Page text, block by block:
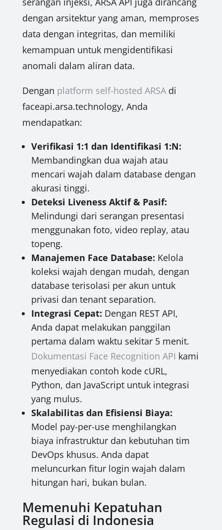
dengan arsitektur yang aman, memproses
data dengan integritas, dan memiliki
kemampuan untuk mengidentifikasi
anomali dalam aliran data.
Dengan platform self-hosted ARSAdi
faceapi.arsa.technology, Anda
mendapatkan:
Verifikasi 1:1 dan Identifikasi 1:N:
Membandingkan dua wajah atau
mencari wajah dalam database dengan
akurasi tinggi.
Deteksi Liveness Aktif & Pasif:
Melindungi dari serangan presentasi
menggunakan foto, video replay, atau
topeng.
Manajemen Face Database: Kelola
koleksi wajah dengan mudah, dengan
database terisolasi per akun untuk
privasi dan tenant separation.
Integrasi Cepat: Dengan REST API,
Anda dapat melakukan panggilan
pertama dalam waktu sekitar 5 menit.
Dokumentasi Face Recognition API kami
menyediakan contoh kode cURL,
Python, dan JavaScript untuk integrasi
yang mulus.
Skalabilitas dan Efisiensi Biaya:
Model pay-per-use menghilangkan
biaya infrastruktur dan kebutuhan tim
DevOps khusus. Anda dapat
meluncurkan fitur login wajah dalam
hitungan hari, bukan bulan.
Memenuhi Kepatuhan
Regulasi di Indonesia